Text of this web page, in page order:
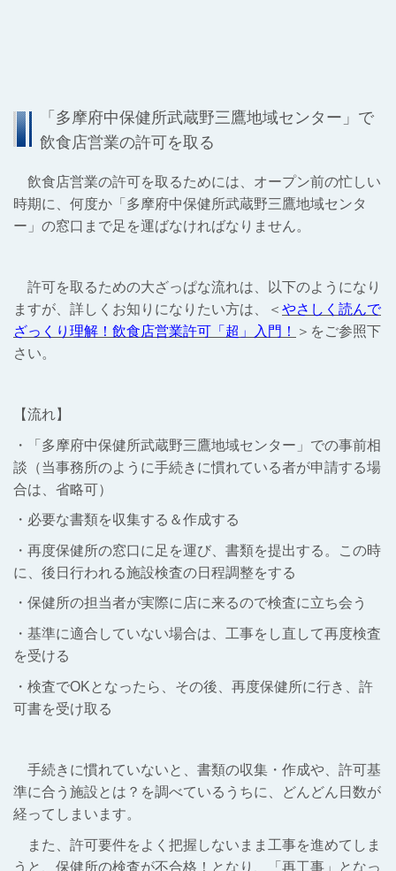
「多摩府中保健所武蔵野三鷹地域センター」で
飲食店営業の許可を取る
飲食店営業の許可を取るためには、オープン前の忙しい
時期に、何度か「多摩府中保健所武蔵野三鷹地域センタ
ー」の窓口まで足を運ばなければなりません。
許可を取るための大ざっぱな流れは、以下のようになり
ますが、詳しくお知りになりたい方は、＜ やさしく読んで
ざっくり理解！飲食店営業許可「超」入門！
＞をご参照下
さい。
【流れ】
・「多摩府中保健所武蔵野三鷹地域センター」での事前相
談（当事務所のように手続きに慣れている者が申請する場
合は、省略可）
・必要な書類を収集する＆作成する
・再度保健所の窓口に足を運び、書類を提出する。この時
に、後日行われる施設検査の日程調整をする
・保健所の担当者が実際に店に来るので検査に立ち会う
・基準に適合していない場合は、工事をし直して再度検査
を受ける
・検査でOKとなったら、その後、再度保健所に行き、許
可書を受け取る
手続きに慣れていないと、書類の収集・作成や、許可基
準に合う施設とは？を調べているうちに、どんどん日数が
経ってしまいます。
また、許可要件をよく把握しないまま工事を進めてしま
うと、保健所の検査が不合格！となり、「再工事」となっ